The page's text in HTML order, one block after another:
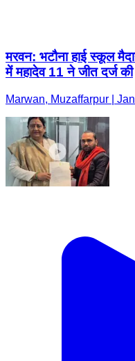
मरवन: भटौना हाई स्कूल
में महादेव 11 ने जीत दर्ज की
Marwan, Muzaffarpur |